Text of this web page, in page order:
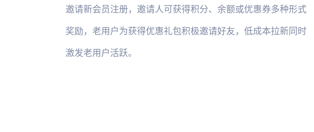
邀请新会员注册，邀请人可获得积分、余额或优惠券多种形式
奖励，老用户为获得优惠礼包积极邀请好友，低成本拉新同时
激发老用户活跃。